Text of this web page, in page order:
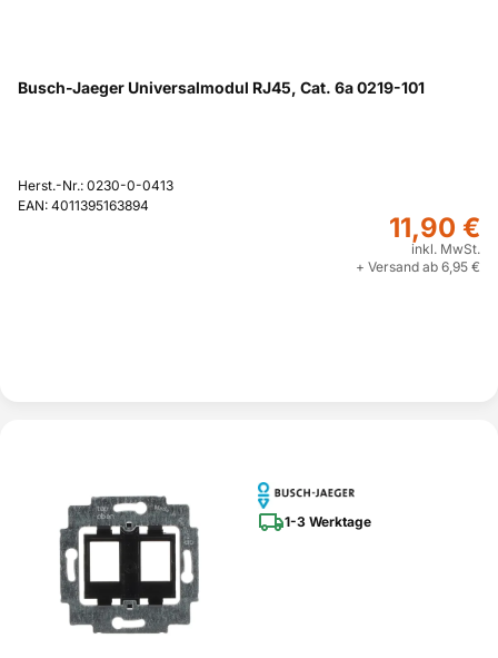
Busch-Jaeger Universalmodul RJ45, Cat. 6a 0219-101
Herst.-Nr.: 0230-0-0413
EAN: 4011395163894
11,90 €
inkl. MwSt.
+ Versand ab 6,95 €
1-3 Werktage